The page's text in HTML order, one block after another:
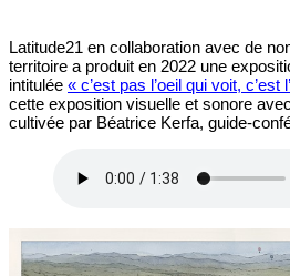
Latitude21 en collaboration avec de
territoire a produit en 2022 une
intitulée « c’est pas l’oeil qui voit, c’est
cette exposition visuelle et sonore
cultivée par Béatrice Kerfa, guide-